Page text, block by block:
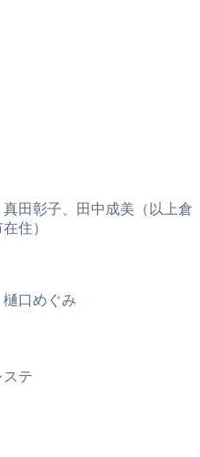
田彰子、田中成美（以上倉
住）
口めぐみ
テ